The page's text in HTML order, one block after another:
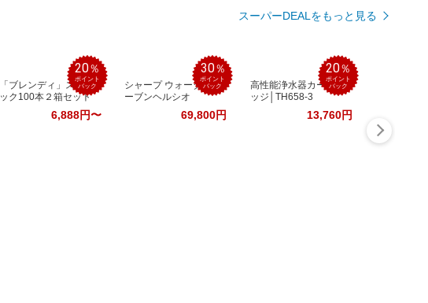
スーパーDEALをもっと見る
20％
ポイント
バック
「ブレンディ」スティ
ック100本２箱セット
6,888円〜
30％
ポイント
バック
シャープ ウォーターオ
ーブンヘルシオ
69,800円
20％
ポイント
バック
高性能浄水器カートリ
ッジ│TH658-3
13,760円